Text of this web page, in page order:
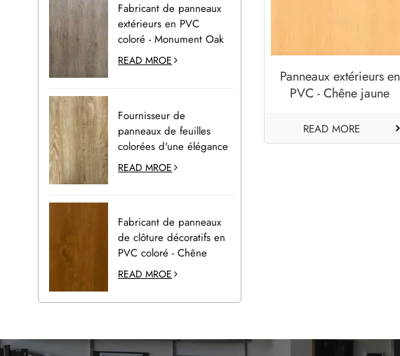
Fabricant de panneaux
extérieurs en PVC
coloré - Monument Oak
READ MROE
Fournisseur de
panneaux de feuilles
colorées d'une élégance
naturelle pour la
décoration extérieure -
READ MROE
Fabricant de panneaux
de clôture décoratifs en
PVC coloré - Chêne
doré
READ MROE
Panneaux extérieurs en
PVC - Chêne jaune
READ MORE